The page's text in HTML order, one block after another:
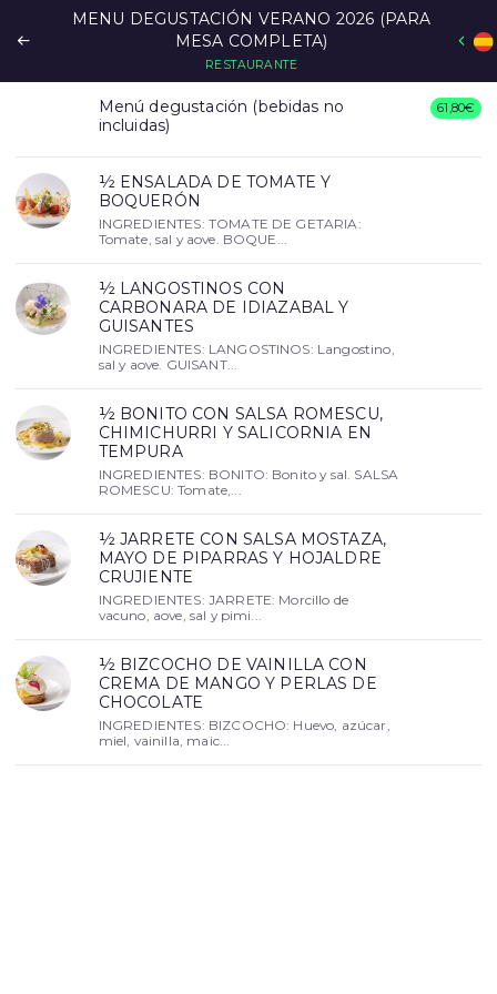
MENU DEGUSTACIÓN VERANO 2026 (PARA
MESA COMPLETA)
RESTAURANTE
Menú degustación (bebidas no
incluidas)
61,80€
½ ENSALADA DE TOMATE Y
BOQUERÓN
INGREDIENTES: TOMATE DE GETARIA:
Tomate, sal y aove. BOQUE...
½ LANGOSTINOS CON
CARBONARA DE IDIAZABAL Y
GUISANTES
INGREDIENTES: LANGOSTINOS: Langostino,
sal y aove. GUISANT...
½ BONITO CON SALSA ROMESCU,
CHIMICHURRI Y SALICORNIA EN
TEMPURA
INGREDIENTES: BONITO: Bonito y sal. SALSA
ROMESCU: Tomate,...
½ JARRETE CON SALSA MOSTAZA,
MAYO DE PIPARRAS Y HOJALDRE
CRUJIENTE
INGREDIENTES: JARRETE: Morcillo de
vacuno, aove, sal y pimi...
½ BIZCOCHO DE VAINILLA CON
CREMA DE MANGO Y PERLAS DE
CHOCOLATE
INGREDIENTES: BIZCOCHO: Huevo, azúcar,
miel, vainilla, maic...